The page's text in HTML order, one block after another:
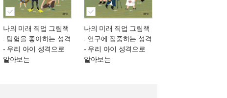
나의 미래 직업 그림책
: 탐험을 좋아하는 성격
- 우리 아이 성격으로
알아보는
나의 미래 직업 그림책
: 연구에 집중하는 성격
- 우리 아이 성격으로
알아보는